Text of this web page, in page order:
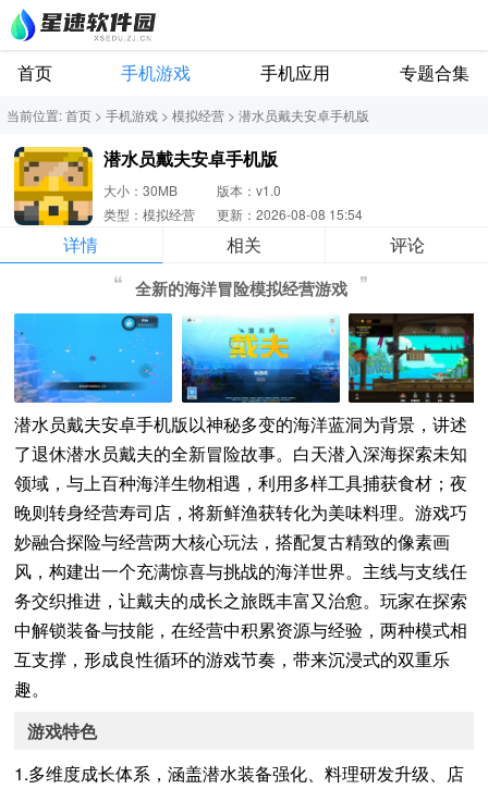
首页 手机游戏 手机应用 专题合集
当前位置:首页 > 手机游戏 > 模拟经营 > 潜水员戴夫安卓手机版
潜水员戴夫安卓手机版
大小：30MB
版本：v1.0
类型：模拟经营
更新：2026-08-08 15:54
详情 相关 评论
全新的海洋冒险模拟经营游戏
潜水员戴夫安卓手机版以神秘多变的海洋蓝洞为背景，讲述
了退休潜水员戴夫的全新冒险故事。白天潜入深海探索未知
领域，与上百种海洋生物相遇，利用多样工具捕获食材；夜
晚则转身经营寿司店，将新鲜渔获转化为美味料理。游戏巧
妙融合探险与经营两大核心玩法，搭配复古精致的像素画
风，构建出一个充满惊喜与挑战的海洋世界。主线与支线任
务交织推进，让戴夫的成长之旅既丰富又治愈。玩家在探索
中解锁装备与技能，在经营中积累资源与经验，两种模式相
互支撑，形成良性循环的游戏节奏，带来沉浸式的双重乐
趣。
游戏特色
1.多维度成长体系，涵盖潜水装备强化、料理研发升级、店